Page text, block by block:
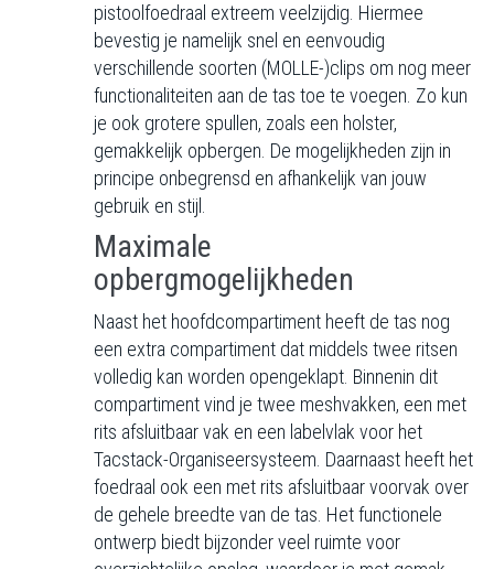
pistoolfoedraal extreem veelzijdig. Hiermee
bevestig je namelijk snel en eenvoudig
verschillende soorten (MOLLE-)clips om nog meer
functionaliteiten aan de tas toe te voegen. Zo kun
je ook grotere spullen, zoals een holster,
gemakkelijk opbergen. De mogelijkheden zijn in
principe onbegrensd en afhankelijk van jouw
gebruik en stijl.
Maximale
opbergmogelijkheden
Naast het hoofdcompartiment heeft de tas nog
een extra compartiment dat middels twee ritsen
volledig kan worden opengeklapt. Binnenin dit
compartiment vind je twee meshvakken, een met
rits afsluitbaar vak en een labelvlak voor het
Tacstack-Organiseersysteem. Daarnaast heeft het
foedraal ook een met rits afsluitbaar voorvak over
de gehele breedte van de tas. Het functionele
ontwerp biedt bijzonder veel ruimte voor